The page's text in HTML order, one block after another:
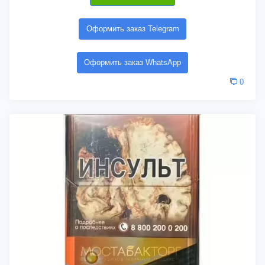
Оформить заказ Telegram
Оформить заказ WhatsApp
0